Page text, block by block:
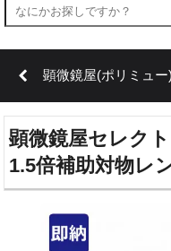
顕微鏡屋(ポリミュー)
顕微鏡屋セレクト
1.5倍補助対物レ